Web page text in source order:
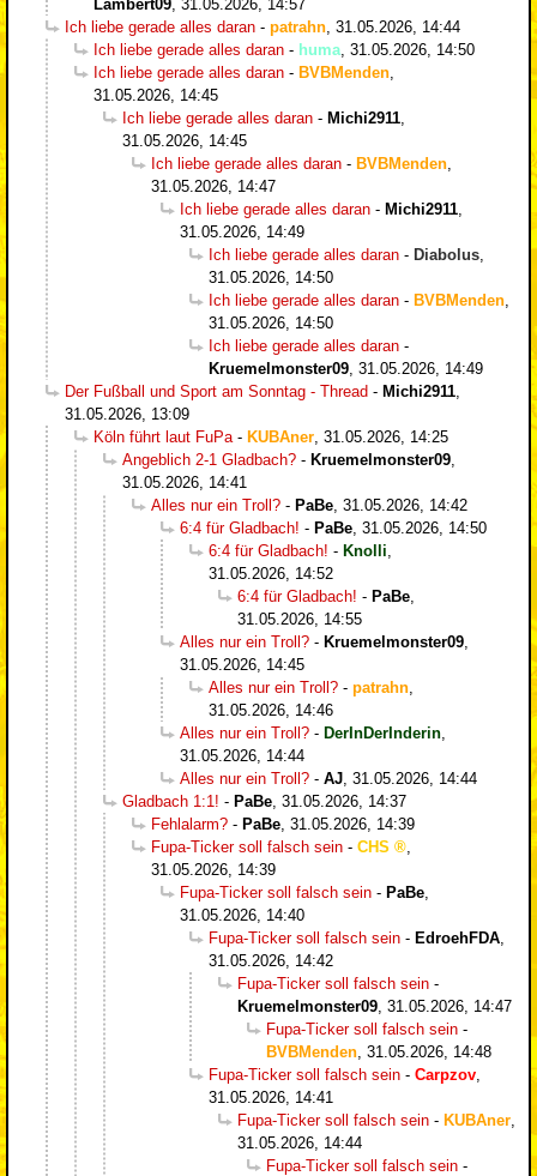
Lambert09 31.05.2026, 14:57
Ich liebe gerade alles daran - patrahn 31.05.2026, 14:44
Ich liebe gerade alles daran - huma 31.05.2026, 14:50
Ich liebe gerade alles daran - BVBMenden
31.05.2026, 14:45
Ich liebe gerade alles daran - Michi2911
31.05.2026, 14:45
Ich liebe gerade alles daran - BVBMenden
31.05.2026, 14:47
Ich liebe gerade alles daran - Michi2911
31.05.2026, 14:49
Ich liebe gerade alles daran - Diabolus
31.05.2026, 14:50
Ich liebe gerade alles daran - BVBMenden
31.05.2026, 14:50
Ich liebe gerade alles daran -
Kruemelmonster09 31.05.2026, 14:49
Der Fußball und Sport am Sonntag - Thread - Michi2911
31.05.2026, 13:09
Köln führt laut FuPa - KUBAner 31.05.2026, 14:25
Angeblich 2-1 Gladbach? - Kruemelmonster09
31.05.2026, 14:41
Alles nur ein Troll? - PaBe 31.05.2026, 14:42
6:4 für Gladbach! - PaBe 31.05.2026, 14:50
6:4 für Gladbach! - Knolli
31.05.2026, 14:52
6:4 für Gladbach! - PaBe
31.05.2026, 14:55
Alles nur ein Troll? - Kruemelmonster09
31.05.2026, 14:45
Alles nur ein Troll? - patrahn
31.05.2026, 14:46
Alles nur ein Troll? - DerInDerInderin
31.05.2026, 14:44
Alles nur ein Troll? - AJ 31.05.2026, 14:44
Gladbach 1:1! - PaBe 31.05.2026, 14:37
Fehlalarm? - PaBe 31.05.2026, 14:39
Fupa-Ticker soll falsch sein - CHS
31.05.2026, 14:39
Fupa-Ticker soll falsch sein - PaBe
31.05.2026, 14:40
Fupa-Ticker soll falsch sein - EdroehFDA
31.05.2026, 14:42
Fupa-Ticker soll falsch sein -
Kruemelmonster09 31.05.2026, 14:47
Fupa-Ticker soll falsch sein -
BVBMenden 31.05.2026, 14:48
Fupa-Ticker soll falsch sein - Carpzov
31.05.2026, 14:41
Fupa-Ticker soll falsch sein - KUBAner
31.05.2026, 14:44
Fupa-Ticker soll falsch sein -